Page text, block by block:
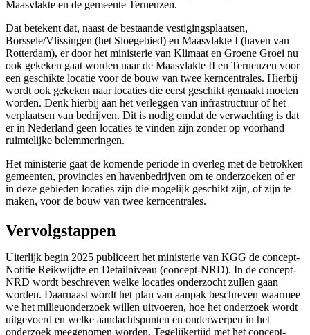
Maasvlakte en de gemeente Terneuzen.
Dat betekent dat, naast de bestaande vestigingsplaatsen,
Borssele/Vlissingen (het Sloegebied) en Maasvlakte I (haven van
Rotterdam), er door het ministerie van Klimaat en Groene Groei nu
ook gekeken gaat worden naar de Maasvlakte II en Terneuzen voor
een geschikte locatie voor de bouw van twee kerncentrales. Hierbij
wordt ook gekeken naar locaties die eerst geschikt gemaakt moeten
worden. Denk hierbij aan het verleggen van infrastructuur of het
verplaatsen van bedrijven. Dit is nodig omdat de verwachting is dat
er in Nederland geen locaties te vinden zijn zonder op voorhand
ruimtelijke belemmeringen.
Het ministerie gaat de komende periode in overleg met de betrokken
gemeenten, provincies en havenbedrijven om te onderzoeken of er
in deze gebieden locaties zijn die mogelijk geschikt zijn, of zijn te
maken, voor de bouw van twee kerncentrales.
Vervolgstappen
Uiterlijk begin 2025 publiceert het ministerie van KGG de concept-
Notitie Reikwijdte en Detailniveau (concept-NRD). In de concept-
NRD wordt beschreven welke locaties onderzocht zullen gaan
worden. Daarnaast wordt het plan van aanpak beschreven waarmee
we het milieuonderzoek willen uitvoeren, hoe het onderzoek wordt
uitgevoerd en welke aandachtspunten en onderwerpen in het
onderzoek meegenomen worden. Tegelijkertijd met het concept-